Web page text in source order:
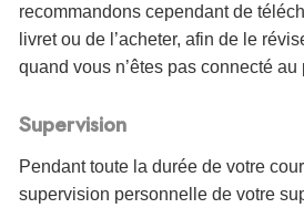
recommandons cependant de
livret ou de l’acheter, afin de le
quand vous n’êtes pas connecté
Supervision
Pendant toute la durée de votre
supervision personnelle de votre